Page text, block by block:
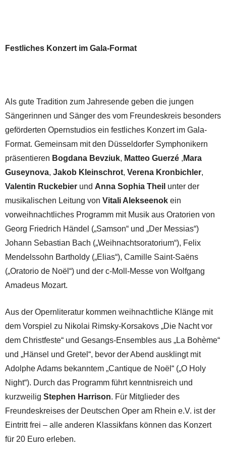
Festliches Konzert im Gala-Format
Als gute Tradition zum Jahresende geben die jungen
Sängerinnen und Sänger des vom Freundeskreis besonders
geförderten Opernstudios ein festliches Konzert im Gala-
Format. Gemeinsam mit den Düsseldorfer Symphonikern
präsentieren Bogdana Bevziuk, Matteo Guerzé , Mara
Guseynova, Jakob Kleinschrot, Verena Kronbichler,
Valentin Ruckebier und Anna Sophia Theil unter der
musikalischen Leitung von Vitali Alekseenok ein
vorweihnachtliches Programm mit Musik aus Oratorien von
Georg Friedrich Händel („Samson“ und „Der Messias“)
Johann Sebastian Bach („Weihnachtsoratorium“), Felix
Mendelssohn Bartholdy („Elias“), Camille Saint-Saëns
(„Oratorio de Noël“) und der c-Moll-Messe von Wolfgang
Amadeus Mozart.
Aus der Opernliteratur kommen weihnachtliche Klänge mit
dem Vorspiel zu Nikolai Rimsky-Korsakovs „Die Nacht vor
dem Christfeste“ und Gesangs-Ensembles aus „La Bohème“
und „Hänsel und Gretel“, bevor der Abend ausklingt mit
Adolphe Adams bekanntem „Cantique de Noël“ („O Holy
Night“). Durch das Programm führt kenntnisreich und
kurzweilig Stephen Harrison. Für Mitglieder des
Freundeskreises der Deutschen Oper am Rhein e.V. ist der
Eintritt frei – alle anderen Klassikfans können das Konzert
für 20 Euro erleben.